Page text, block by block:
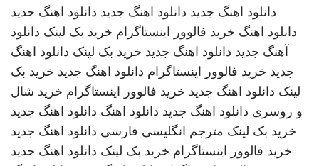
دانلود اهنگ جدید دانلود اهنگ جدید دانلود اهنگ جدید
دانلود اهنگ خرید فالوور اینستاگرام خرید بک لینک دانلود
آهنگ جدید دانلود اهنگ جدید خرید بک لینک دانلود اهنگ
جدید خرید فالوور اینستاگرام دانلود اهنگ جدید خرید بک
لینک دانلود اهنگ جدید خرید فالوور اینستاگرام خرید شال
و روسری دانلود اهنگ جدید دانلود اهنگ دانلود اهنگ جدید
خرید بک لینک مترجم انگلیسی فارسی دانلود اهنگ جدید
خرید فالوور اینستاگرام خرید بک لینک دانلود اهنگ جدید